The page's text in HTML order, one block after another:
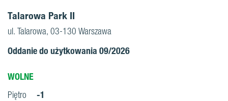
Talarowa Park II
ul. Talarowa, 03-130 Warszawa
Oddanie do użytkowania 09/2026
WOLNE
Piętro -1